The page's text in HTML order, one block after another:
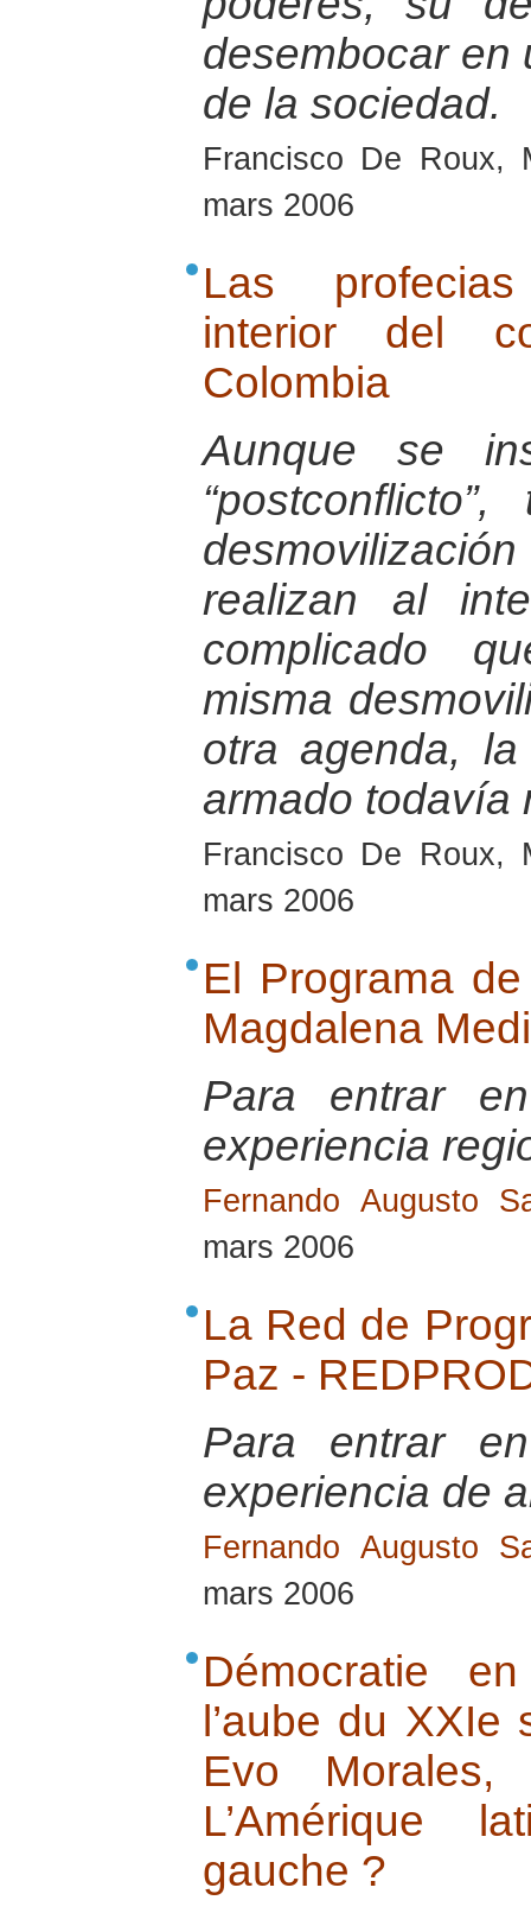
desembocar en
de la sociedad.
Francisco De Roux,
mars 2006
Las
interior del
Colombia
Aunque se
realizan al
complicado
misma
otra agenda,
armado todavía
Francisco De Roux,
mars 2006
El Programa
Magdalena
Para entrar
experiencia
Fernando Augusto
mars 2006
La Red de
Paz -
Para entrar
experiencia de
Fernando Augusto
mars 2006
Démocratie
l’aube du
Evo Morales,
L’Amérique
gauche ?